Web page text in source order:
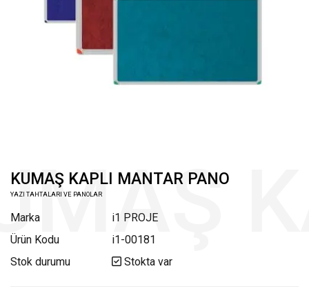
KUMAŞ KAPLI MANTAR PANO
YAZI TAHTALARI VE PANOLAR
Marka
i1 PROJE
Ürün Kodu
i1-00181
Stok durumu
Stokta var